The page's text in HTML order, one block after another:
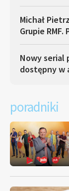
Michał
Grupie RMF.
Nowy serial
dostępny w
poradniki